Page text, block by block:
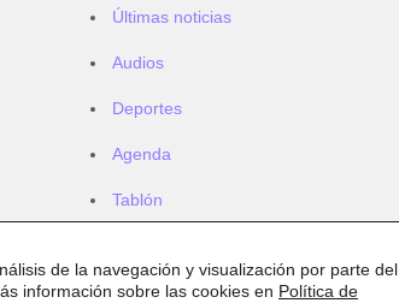
Últimas noticias
Audios
Deportes
Agenda
Tablón
de la navegación y visualización por parte del
información sobre las cookies en Política de